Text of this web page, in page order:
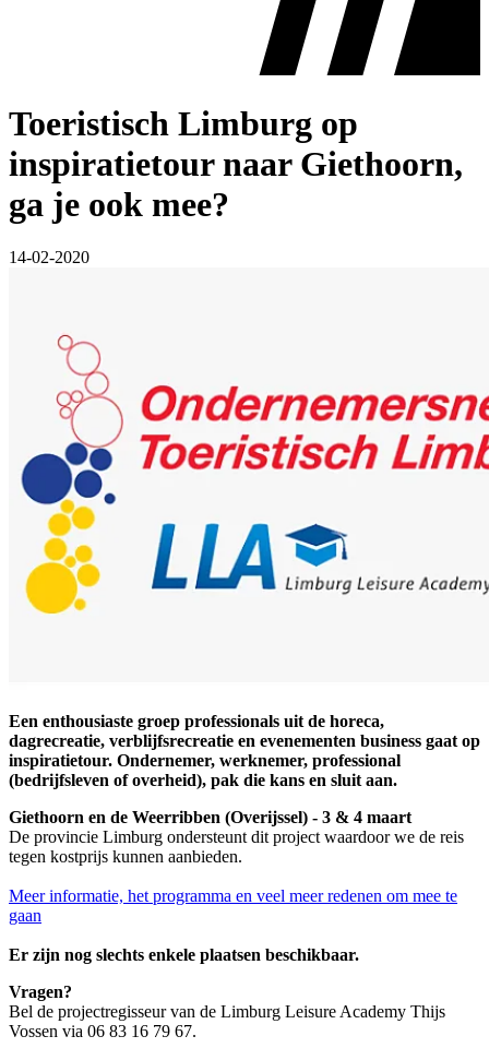
Toeristisch Limburg op
inspiratietour naar Giethoorn,
ga je ook mee?
14-02-2020
Een enthousiaste groep professionals uit de horeca,
dagrecreatie, verblijfsrecreatie en evenementen business gaat op
inspiratietour. Ondernemer, werknemer, professional
(bedrijfsleven of overheid), pak die kans en sluit aan.
Giethoorn en de Weerribben (Overijssel) - 3 & 4 maart
De provincie Limburg ondersteunt dit project waardoor we de reis
tegen kostprijs kunnen aanbieden.
Meer informatie, het programma en veel meer redenen om mee te
gaan
Er zijn nog slechts enkele plaatsen beschikbaar.
Vragen?
Bel de projectregisseur van de Limburg Leisure Academy Thijs
Vossen via 06 83 16 79 67.